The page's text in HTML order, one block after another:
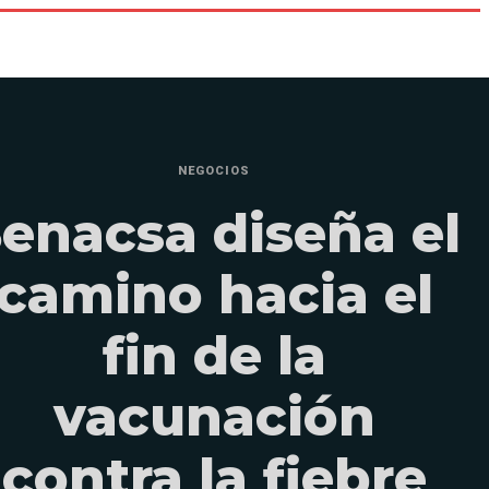
NEGOCIOS
diseña el
hacia el
fin de la
vacunación